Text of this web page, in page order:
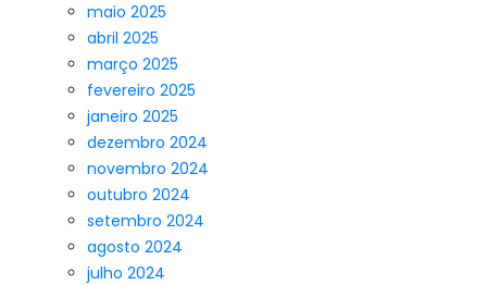
maio 2025
abril 2025
março 2025
fevereiro 2025
janeiro 2025
dezembro 2024
novembro 2024
outubro 2024
setembro 2024
agosto 2024
julho 2024